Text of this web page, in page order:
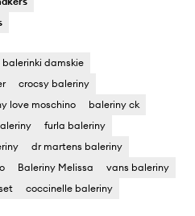
balerinki damskie
crocsy baleriny
love moschino
baleriny ck
furla baleriny
dr martens baleriny
Baleriny Melissa
vans baleriny
coccinelle baleriny